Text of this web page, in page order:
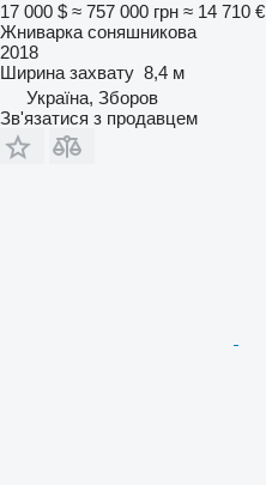
17 000 $ ≈ 757 000 грн ≈ 14 710 €
Жниварка соняшникова
2018
Ширина захвату 8,4 м
Україна, Зборов
Зв'язатися з продавцем